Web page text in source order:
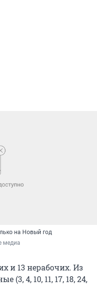
на Новый год
медиа
и 13 нерабочих. Из
4, 10, 11, 17, 18, 24,